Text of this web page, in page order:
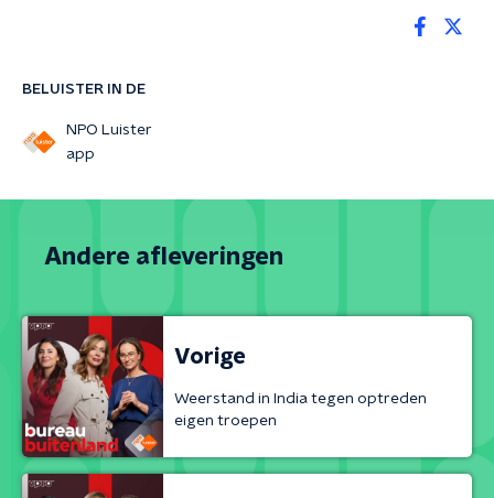
BELUISTER IN DE
NPO Luister
app
Andere afleveringen
Vorige
Weerstand in India tegen optreden
eigen troepen